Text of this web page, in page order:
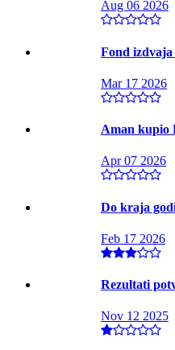
Aug 06 2026
Fond izdvaja
Mar 17 2026
Aman kupio
Apr 07 2026
Do kraja
Feb 17 2026
Rezultati
Nov 12 2025